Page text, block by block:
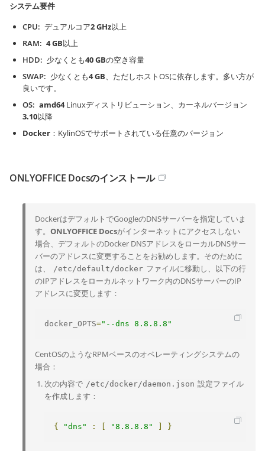
システム要件
CPU
デュアルコア2 GHz以上
RAM
4 GB以上
HDD
少なくとも40 GBの空き容量
SWAP
少なくとも4 GB、ただしホストOSに依存します。多い方が
良いです。
OS
amd64Linuxディストリビューション、カーネルバージョン
3.10以降
Docker ：KylinOSでサポートされている任意のバージョン
ONLYOFFICE Docsのインストール
DockerはデフォルトでGoogleのDNSサーバーを指定していま
す。 ONLYOFFICE Docsがインターネットにアクセスしない
場合、デフォルトのDocker DNSアドレスをローカルDNSサー
バーのアドレスに変更することをお勧めします。そのために
は、
/etc/default/docker ファイルに移動し、以下の行
のIPアドレスをローカルネットワーク内のDNSサーバーのIP
アドレスに変更します：
docker_OPTS="--dns 8.8.8.8"
CentOSのようなRPMベースのオペレーティングシステムの
場合：
次の内容で /etc/docker/daemon.json 設定ファイル
を作成します：
{ "dns" : "8.8.8.8" }